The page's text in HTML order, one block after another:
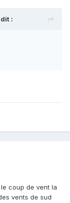
:
coup de vent la
vents de sud